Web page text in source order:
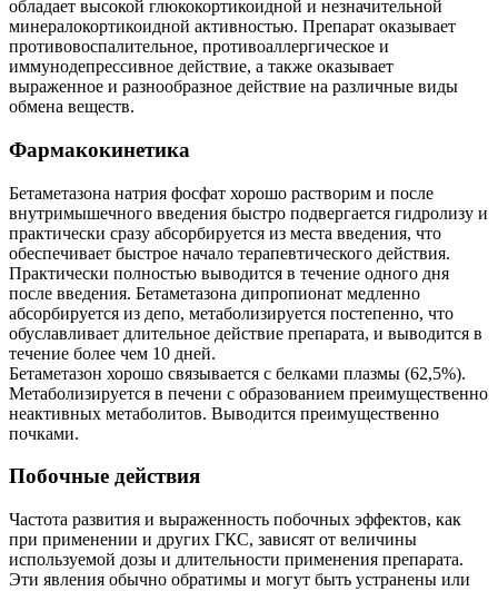
обладает высокой глюкокортикоидной и незначительной
минералокортикоидной активностью. Препарат оказывает
противовоспалительное, противоаллергическое и
иммунодепрессивное действие, а также оказывает
выраженное и разнообразное действие на различные виды
обмена веществ.
Фармакокинетика
Бетаметазона натрия фосфат хорошо растворим и после
внутримышечного введения быстро подвергается гидролизу и
практически сразу абсорбируется из места введения, что
обеспечивает быстрое начало терапевтического действия.
Практически полностью выводится в течение одного дня
после введения. Бетаметазона дипропионат медленно
абсорбируется из депо, метаболизируется постепенно, что
обуславливает длительное действие препарата, и выводится в
течение более чем 10 дней.
Бетаметазон хорошо связывается с белками плазмы (62,5%).
Метаболизируется в печени с образованием преимущественно
неактивных метаболитов. Выводится преимущественно
почками.
Побочные действия
Частота развития и выраженность побочных эффектов, как
при применении и других ГКС, зависят от величины
используемой дозы и длительности применения препарата.
Эти явления обычно обратимы и могут быть устранены или